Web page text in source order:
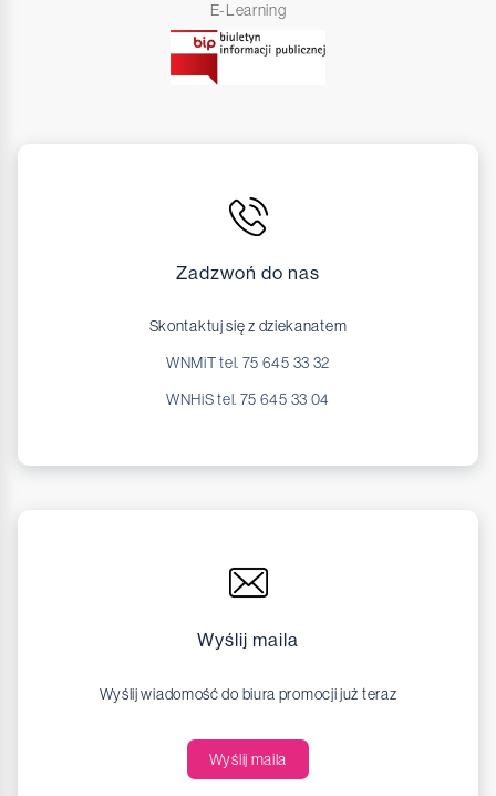
E-Learning
Zadzwoń do nas
Skontaktuj się z dziekanatem
WNMiT tel. 75 645 33 32
WNHiS tel. 75 645 33 04
Wyślij maila
Wyślij wiadomość do biura promocji już teraz
Wyślij maila